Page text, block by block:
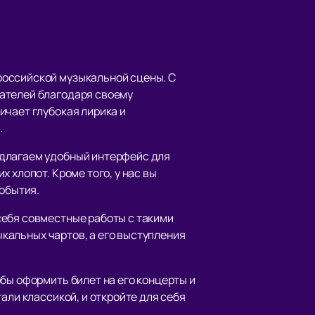
музыкальной сцены. С
благодаря своему
глубокая лирика и
удобный интерфейс для
хлопот. Кроме того, у нас вы
совместные работы с такими
чартов, а его выступления
оформить билет на его концерты и
классикой, и откройте для себя